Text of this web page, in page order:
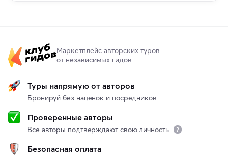
Маркетплейс авторских туров
от независимых гидов
Туры напрямую от авторов
Бронируй без наценок и посредников
Проверенные авторы
Все авторы подтверждают свою личность
Безопасная оплата